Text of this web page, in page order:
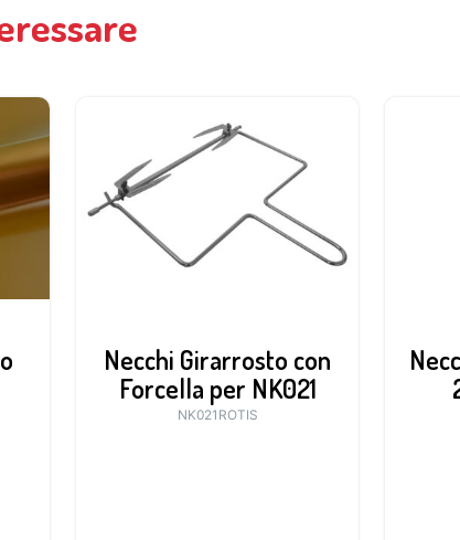
Necchi Girarrosto con
Forcella per NK021
NK021ROTIS